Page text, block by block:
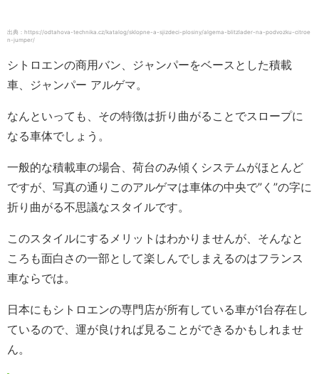
出典：https://odtahova-technika.cz/katalog/sklopne-a-sjizdeci-plosiny/algema-blitzlader-na-podvozku-citroe
n-jumper/
シトロエンの商用バン、ジャンパーをベースとした積載
車、ジャンパー アルゲマ。
なんといっても、その特徴は折り曲がることでスロープに
なる車体でしょう。
一般的な積載車の場合、荷台のみ傾くシステムがほとんど
ですが、写真の通りこのアルゲマは車体の中央で”く”の字に
折り曲がる不思議なスタイルです。
このスタイルにするメリットはわかりませんが、そんなと
ころも面白さの一部として楽しんでしまえるのはフランス
車ならでは。
日本にもシトロエンの専門店が所有している車が1台存在し
ているので、運が良ければ見ることができるかもしれませ
ん。